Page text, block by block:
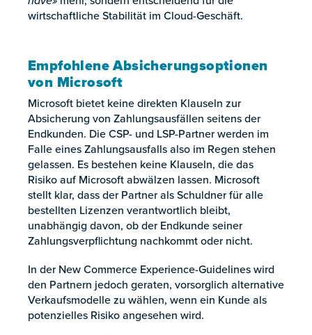
wirtschaftliche Stabilität im Cloud-Geschäft.
Empfohlene Absicherungsoptionen
von Microsoft
Microsoft bietet keine direkten Klauseln zur
Absicherung von Zahlungsausfällen seitens der
Endkunden. Die CSP- und LSP-Partner werden im
Falle eines Zahlungsausfalls also im Regen stehen
gelassen. Es bestehen keine Klauseln, die das
Risiko auf Microsoft abwälzen lassen. Microsoft
stellt klar, dass der Partner als Schuldner für alle
bestellten Lizenzen verantwortlich bleibt,
unabhängig davon, ob der Endkunde seiner
Zahlungsverpflichtung nachkommt oder nicht.
In der New Commerce Experience-Guidelines wird
den Partnern jedoch geraten, vorsorglich alternative
Verkaufsmodelle zu wählen, wenn ein Kunde als
potenzielles Risiko angesehen wird.